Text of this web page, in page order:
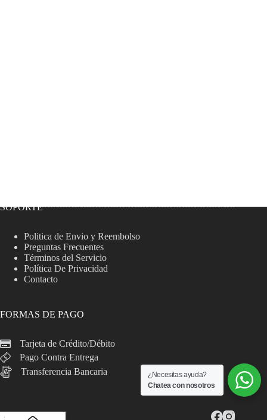
SOPORTE
Politica de Envio y Reembolso
Preguntas Frecuentes
Términos del Servicio
Política De Privacidad
Contacto
FORMAS DE PAGO
Tarjeta de Crédito/Débito
Pago Contra Entrega
Transferencia Bancaria
¿Necesitas ayuda?
Chatea con nosotros